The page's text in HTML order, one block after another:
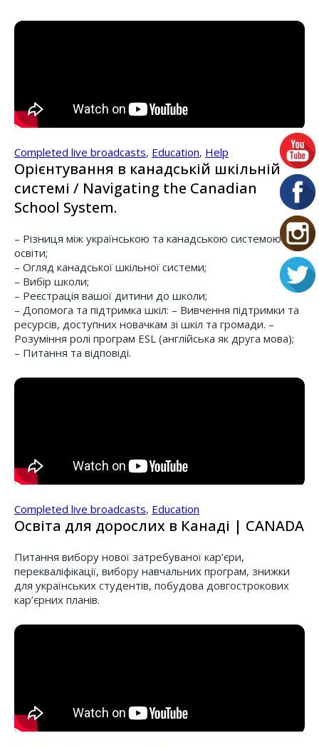
Completed live broadcasts, Education, Help
Орієнтування в канадській шкільній
системі / Navigating the Canadian
School System.
– Різниця між українською та канадською системою
освіти;
– Огляд канадської шкільної системи;
– Вибір школи;
– Реєстрація вашої дитини до школи;
– Допомога та підтримка шкіл: – Вивчення підтримки та
ресурсів, доступних новачкам зі шкіл та громади. –
Розуміння ролі програм ESL (англійська як друга мова);
– Питання та відповіді.
Completed live broadcasts, Education
Освіта для дорослих в Канаді | CANADA
Питання вибору нової затребуваної кар’єри,
перекваліфікації, вибору навчальних програм, знижки
для українських студентів, побудова довгострокових
кар’єрних планів.